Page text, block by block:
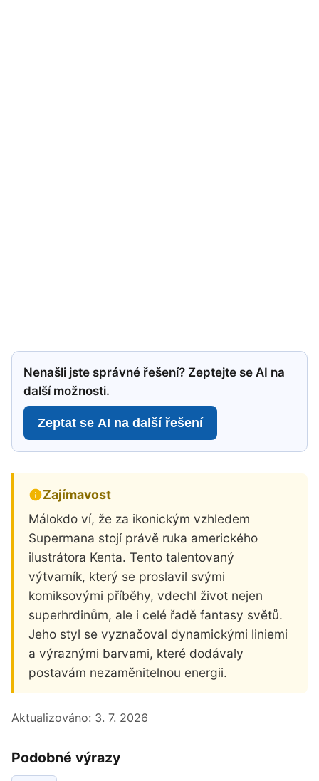
Nenašli jste správné řešení? Zeptejte se AI na
další možnosti.
Zeptat se AI na další řešení
Zajímavost
Málokdo ví, že za ikonickým vzhledem
Supermana stojí právě ruka amerického
ilustrátora Kenta. Tento talentovaný
výtvarník, který se proslavil svými
komiksovými příběhy, vdechl život nejen
superhrdinům, ale i celé řadě fantasy světů.
Jeho styl se vyznačoval dynamickými liniemi
a výraznými barvami, které dodávaly
postavám nezaměnitelnou energii.
Aktualizováno: 3. 7. 2026
Podobné výrazy